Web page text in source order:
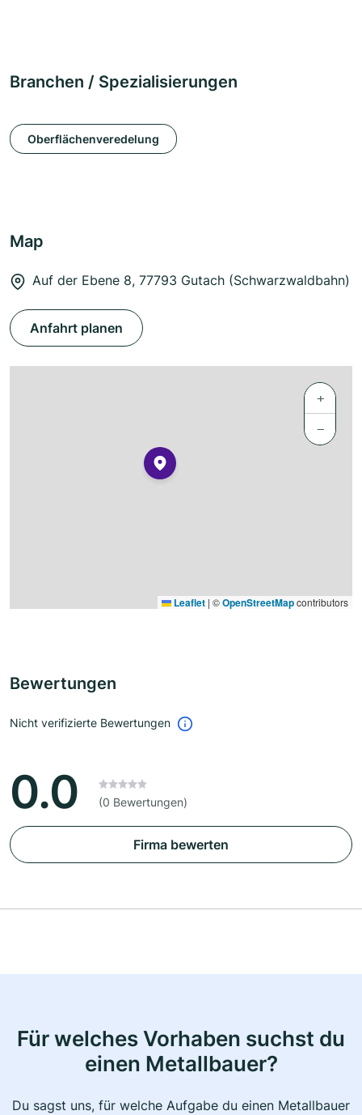
Branchen / Spezialisierungen
Oberflächenveredelung
Map
Auf der Ebene 8, 77793 Gutach (Schwarzwaldbahn)
Anfahrt planen
+
−
Leaflet | ©OpenStreetMapcontributors
Bewertungen
Nicht verifizierte Bewertungen
0.0 (0 Bewertungen)
Firma bewerten
Für welches Vorhaben suchst du
einen Metallbauer?
Du sagst uns, für welche Aufgabe du einen Metallbauer